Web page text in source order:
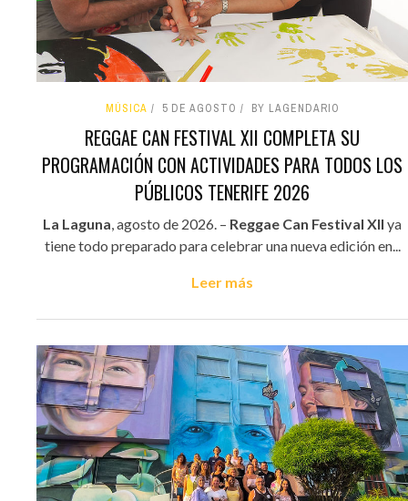
MÚSICA 5 DE AGOSTO BY LAGENDARIO
REGGAE CAN FESTIVAL XII COMPLETA SU
PROGRAMACIÓN CON ACTIVIDADES PARA TODOS LOS
PÚBLICOS TENERIFE 2026
La Laguna, agosto de 2026. – Reggae Can Festival XII ya
tiene todo preparado para celebrar una nueva edición en...
Leer más